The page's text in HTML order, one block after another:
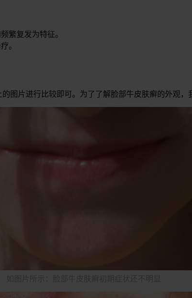
繁复发为特征。
。
图片进行比较即可。为了了解脸部牛皮肤癣的外观